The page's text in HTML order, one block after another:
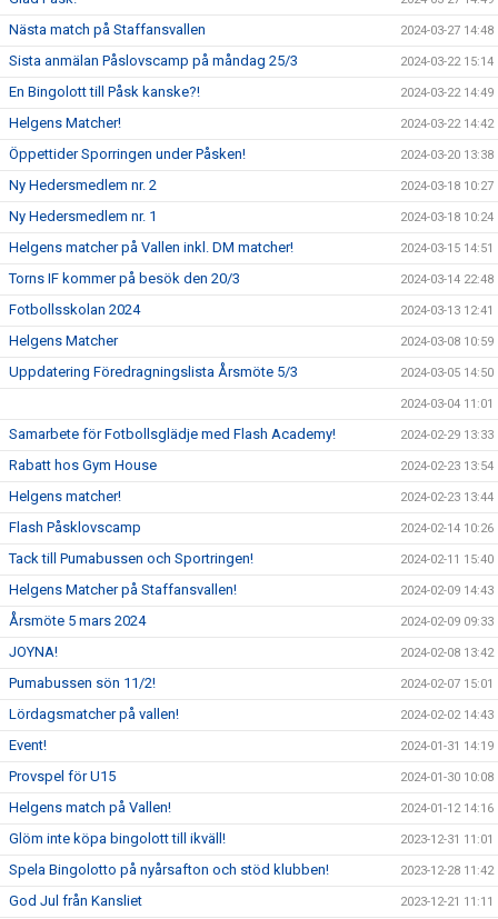
Nästa match på Staffansvallen 2024-03-27 14:48
Sista anmälan Påslovscamp på måndag 25/3 2024-03-22 15:14
En Bingolott till Påsk kanske?! 2024-03-22 14:49
Helgens Matcher! 2024-03-22 14:42
Öppettider Sporringen under Påsken! 2024-03-20 13:38
Ny Hedersmedlem nr. 2 2024-03-18 10:27
Ny Hedersmedlem nr. 1 2024-03-18 10:24
Helgens matcher på Vallen inkl. DM matcher! 2024-03-15 14:51
Torns IF kommer på besök den 20/3 2024-03-14 22:48
Fotbollsskolan 2024 2024-03-13 12:41
Helgens Matcher 2024-03-08 10:59
Uppdatering Föredragningslista Årsmöte 5/3 2024-03-05 14:50
2024-03-04 11:01
Samarbete för Fotbollsglädje med Flash Academy! 2024-02-29 13:33
Rabatt hos Gym House 2024-02-23 13:54
Helgens matcher! 2024-02-23 13:44
Flash Påsklovscamp 2024-02-14 10:26
Tack till Pumabussen och Sportringen! 2024-02-11 15:40
Helgens Matcher på Staffansvallen! 2024-02-09 14:43
Årsmöte 5 mars 2024 2024-02-09 09:33
JOYNA! 2024-02-08 13:42
Pumabussen sön 11/2! 2024-02-07 15:01
Lördagsmatcher på vallen! 2024-02-02 14:43
Event! 2024-01-31 14:19
Provspel för U15 2024-01-30 10:08
Helgens match på Vallen! 2024-01-12 14:16
Glöm inte köpa bingolott till ikväll! 2023-12-31 11:01
Spela Bingolotto på nyårsafton och stöd klubben! 2023-12-28 11:42
God Jul från Kansliet 2023-12-21 11:11